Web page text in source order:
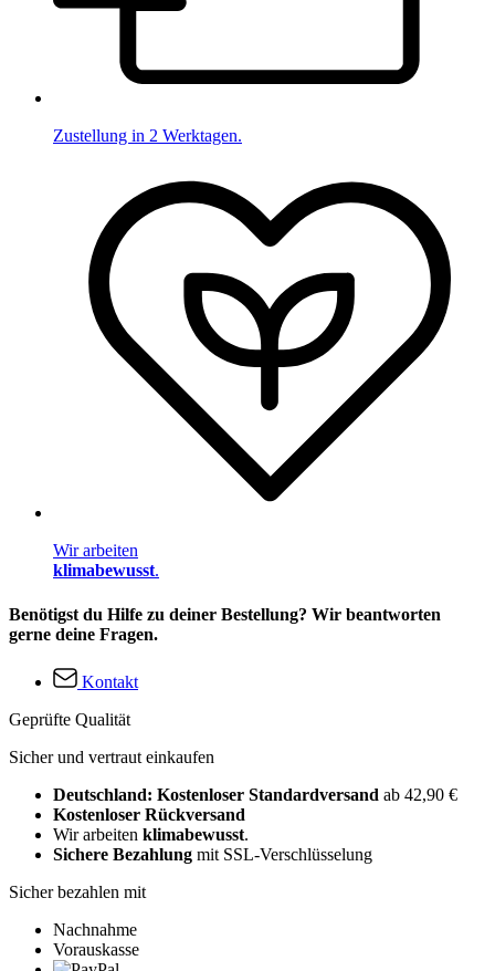
Zustellung in 2 Werktagen.
Wir arbeiten
klimabewusst.
Benötigst du Hilfe zu deiner Bestellung? Wir beantworten
gerne deine Fragen.
Kontakt
Geprüfte Qualität
Sicher und vertraut einkaufen
Deutschland: Kostenloser Standardversand ab 42,90 €
Kostenloser Rückversand
Wir arbeiten klimabewusst.
Sichere Bezahlung mit SSL-Verschlüsselung
Sicher bezahlen mit
Nachnahme
Vorauskasse